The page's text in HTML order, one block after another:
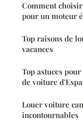
Comment
pour un moteur
Top raisons de
vacances
Top astuces
de voiture
Louer voiture
incontournables